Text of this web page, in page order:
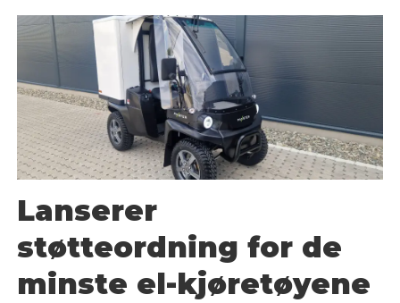
Lanserer
støtteordning for de
minste el-kjøretøyene